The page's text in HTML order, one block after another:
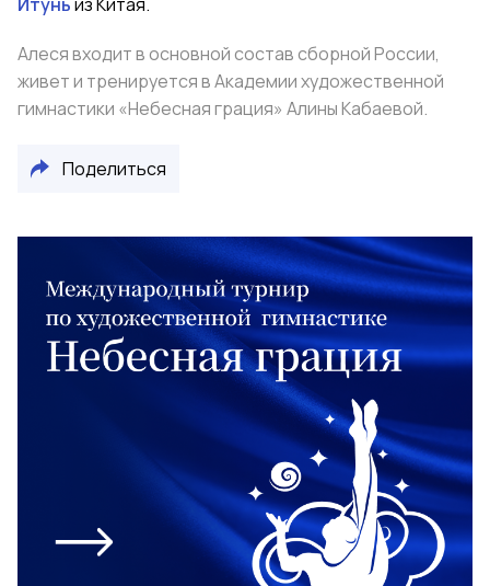
Алеся входит в основной состав сборной России,
живет и тренируется в Академии художественной
гимнастики «Небесная грация» Алины Кабаевой.
Поделиться